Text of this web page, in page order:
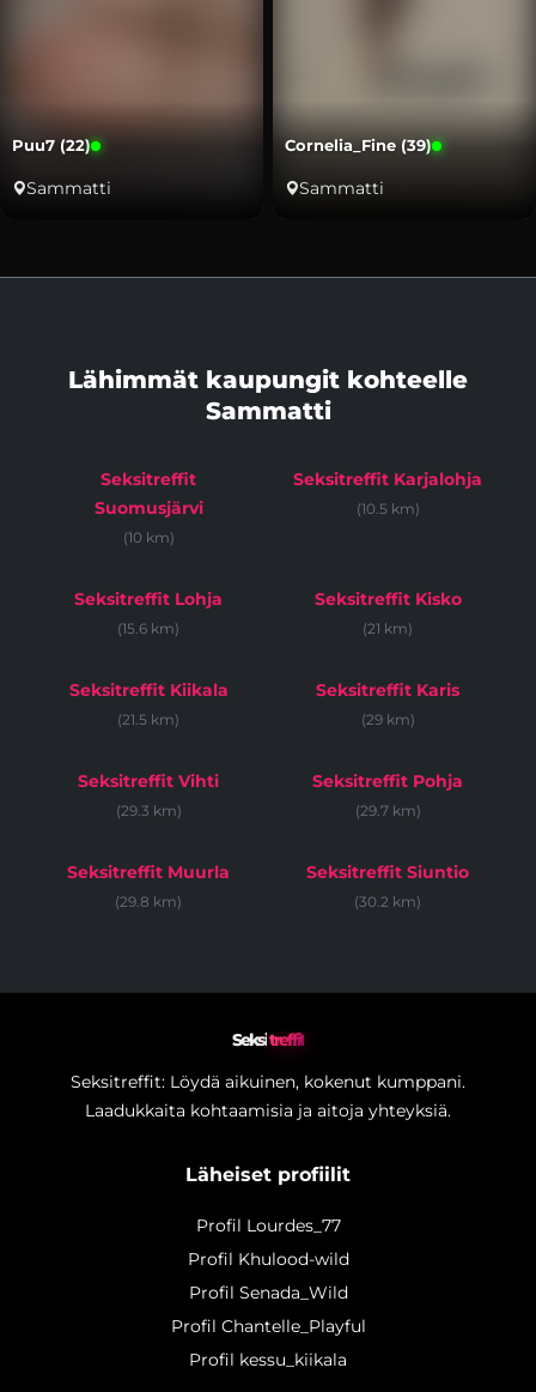
Puu7 (22)
Sammatti
Cornelia_Fine (39)
Sammatti
Lähimmät kaupungit kohteelle
Sammatti
Seksitreffit
Suomusjärvi
(10 km)
Seksitreffit Karjalohja
(10.5 km)
Seksitreffit Lohja
(15.6 km)
Seksitreffit Kisko
(21 km)
Seksitreffit Kiikala
(21.5 km)
Seksitreffit Karis
(29 km)
Seksitreffit Vihti
(29.3 km)
Seksitreffit Pohja
(29.7 km)
Seksitreffit Muurla
(29.8 km)
Seksitreffit Siuntio
(30.2 km)
Seksitreffit
Seksitreffit: Löydä aikuinen, kokenut kumppani.
Laadukkaita kohtaamisia ja aitoja yhteyksiä.
Läheiset profiilit
Profil Lourdes_77
Profil Khulood-wild
Profil Senada_Wild
Profil Chantelle_Playful
Profil kessu_kiikala